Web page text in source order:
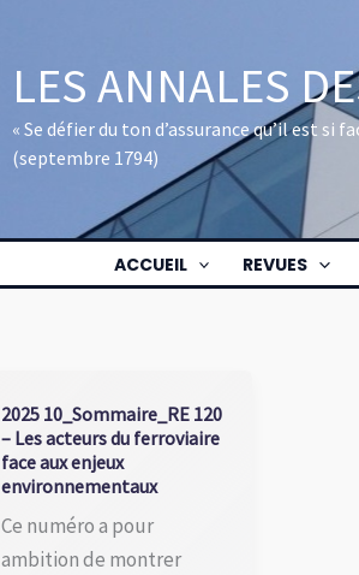
LES ANNALES
« Se défier du ton d’assurance qu’il est si
(septembre 1794)
ACCUEIL REVUES
2025 10_Sommaire_RE 120
– Les acteurs du ferroviaire
face aux enjeux
environnementaux
Ce numéro a pour
ambition de montrer